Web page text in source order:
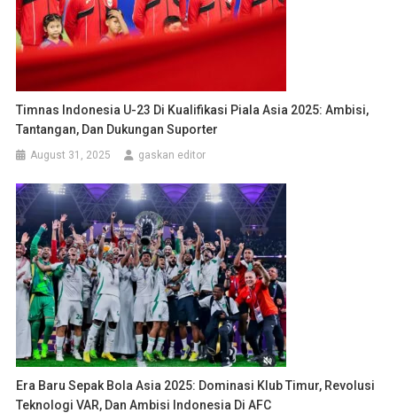
Timnas Indonesia U-23 Di Kualifikasi Piala Asia 2025: Ambisi,
Tantangan, Dan Dukungan Suporter
August 31, 2025 gaskan editor
Era Baru Sepak Bola Asia 2025: Dominasi Klub Timur, Revolusi
Teknologi VAR, Dan Ambisi Indonesia Di AFC